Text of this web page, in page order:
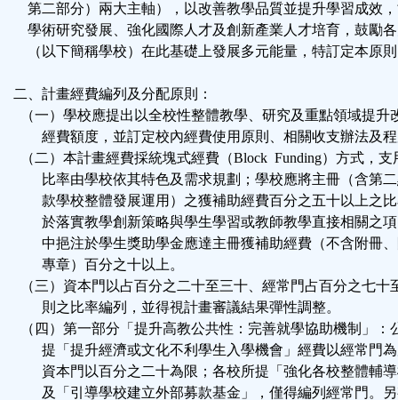
第二部分）兩大主軸），以改善教學品質並提升學習成效
學術研究發展、強化國際人才及創新產業人才培育，鼓勵
（以下簡稱學校）在此基礎上發展多元能量，特訂定本原
二、計畫經費編列及分配原則：
（一）學校應提出以全校性整體教學、研究及重點領域提升
經費額度，並訂定校內經費使用原則、相關收支辦法及
（二）本計畫經費採統塊式經費（Block Funding）方式，支
比率由學校依其特色及需求規劃；學校應將主冊（含第
款學校整體發展運用）之獲補助經費百分之五十以上之
於落實教學創新策略與學生學習或教師教學直接相關之
中挹注於學生獎助學金應達主冊獲補助經費（不含附冊
專章）百分之十以上。
（三）資本門以占百分之二十至三十、經常門占百分之七十
則之比率編列，並得視計畫審議結果彈性調整。
（四）第一部分「提升高教公共性：完善就學協助機制」：
提「提升經濟或文化不利學生入學機會」經費以經常門
資本門以百分之二十為限；各校所提「強化各校整體輔
及「引導學校建立外部募款基金」，僅得編列經常門。